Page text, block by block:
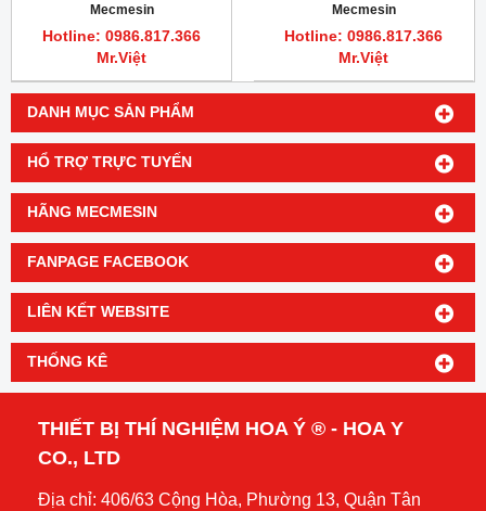
DANH MỤC SẢN PHẨM
HỔ TRỢ TRỰC TUYẾN
HÃNG MECMESIN
FANPAGE FACEBOOK
LIÊN KẾT WEBSITE
THỐNG KÊ
Mecmesin
Hotline: 0986.817.366
Mr.Việt
Mecmesin
Hotline: 0986.817.366
Mr.Việt
THIẾT BỊ THÍ NGHIỆM HOA Ý ® - HOA Y
CO., LTD
Địa chỉ: 406/63 Cộng Hòa, Phường 13, Quận Tân